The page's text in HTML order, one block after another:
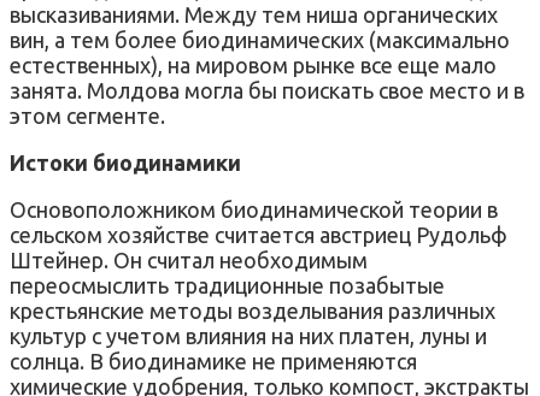
высказиваниями. Между тем ниша органических
вин, а тем более биодинамических (максимально
естественных), на мировом рынке все еще мало
занята. Молдова могла бы поискать свое место и в
этом сегменте.
Истоки биодинамики
Основоположником биодинамической теории в
сельском хозяйстве считается австриец Рудольф
Штейнер. Он считал необходимым
переосмыслить традиционные позабытые
крестьянские методы возделывания различных
культур с учетом влияния на них платен, луны и
солнца. В биодинамике не применяются
химические удобрения, только компост, экстракты